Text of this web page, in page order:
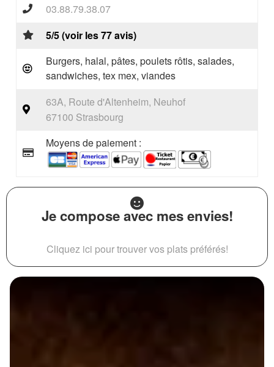
03.88.79.38.07
5/5 (voir les 77 avis)
Burgers, halal, pâtes, poulets rôtis, salades,
sandwiches, tex mex, viandes
63A, Route d'Altenheim, Neuhof
67100 Strasbourg
Moyens de paiement :
Je compose avec mes envies!
Cliquez ici pour trouver vos plats préférés!